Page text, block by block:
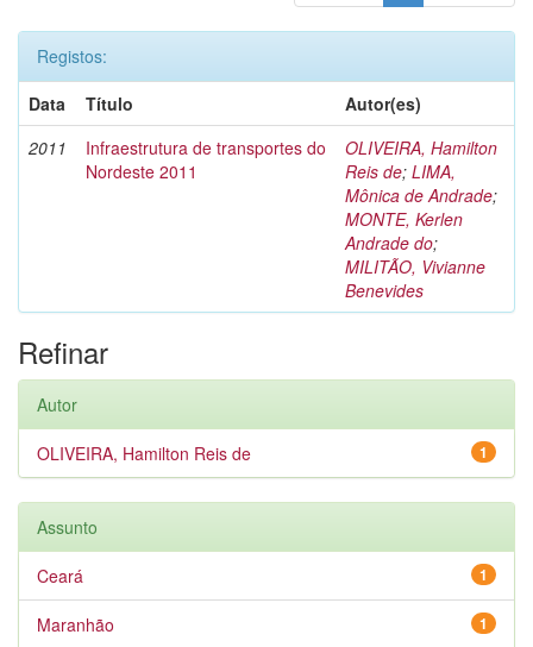
Registos:
Data
Título
Autor(es)
2011
Infraestrutura de transportes do
Nordeste 2011
OLIVEIRA, Hamilton
Reis de; LIMA,
Mônica de Andrade;
MONTE, Kerlen
Andrade do;
MILITÃO, Vivianne
Benevides
Refinar
Autor
1
OLIVEIRA, Hamilton Reis de
Assunto
1
Ceará
1
Maranhão